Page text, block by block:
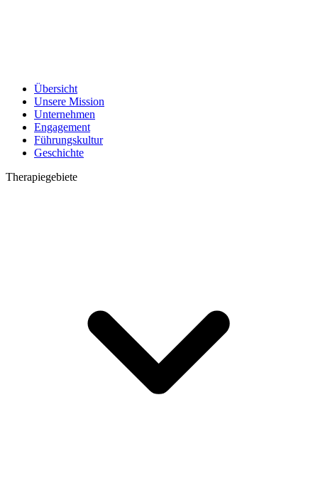
Übersicht
Unsere Mission
Unternehmen
Engagement
Führungskultur
Geschichte
Therapiegebiete